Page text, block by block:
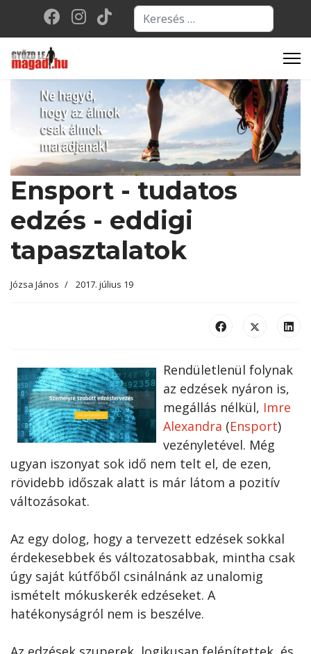
Keresés...
Type 2 or more
Ensport - tudatos
edzés - eddigi
tapasztalatok
Józsa János 2017. július 19
Rendületlenül folynak
az edzések nyáron is,
megállás nélkül, Imre
Alexandra (Ensport)
vezényletével. Még
ugyan iszonyat sok idő nem telt el, de ezen,
rövidebb időszak alatt is már látom a pozitív
változásokat.
Az egy dolog, hogy a tervezett edzések sokkal
érdekesebbek és változatosabbak, mintha csak
úgy saját kútfőből csinálnánk az unalomig
ismételt mókuskerék edzéseket. A
hatékonyságról nem is beszélve.